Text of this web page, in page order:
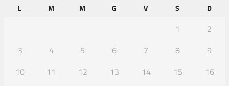
L M M G V S D
1
2
3
4 5 6 7 8
9
10
11 12 13 14 15
16